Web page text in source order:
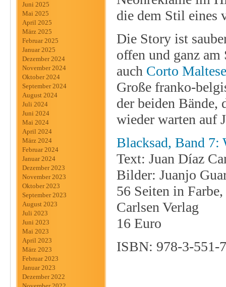
Juni 2025
Mai 2025
April 2025
März 2025
Februar 2025
Januar 2025
Dezember 2024
November 2024
Oktober 2024
September 2024
August 2024
Juli 2024
Juni 2024
Mai 2024
April 2024
März 2024
Februar 2024
Januar 2024
Dezember 2023
November 2023
Oktober 2023
September 2023
August 2023
Juli 2023
Juni 2023
Mai 2023
April 2023
März 2023
Februar 2023
Januar 2023
Dezember 2022
die dem Stil eines
Die Story ist
offen und ganz am
auch Corto Maltese
Große franko-
der beiden Bände,
wieder warten auf
Blacksad, Band 7:
Text: Juan Díaz
Bilder: Juanjo
56 Seiten in
Carlsen Verlag
16 Euro
ISBN: 978-3-551-